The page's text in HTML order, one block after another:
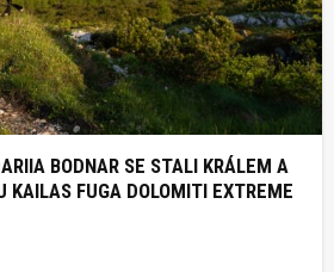
BODNAR SE STALI KRÁLEM A
KAILAS FUGA DOLOMITI EXTREME